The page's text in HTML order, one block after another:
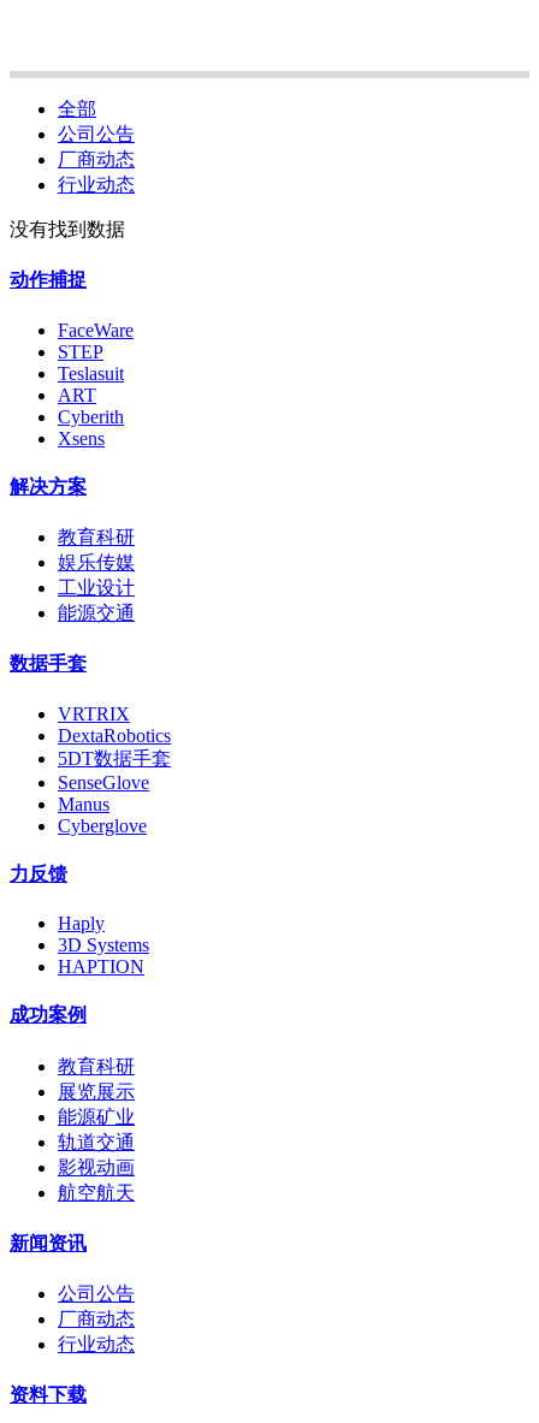
全部
公司公告
厂商动态
行业动态
没有找到数据
动作捕捉
FaceWare
STEP
Teslasuit
ART
Cyberith
Xsens
解决方案
教育科研
娱乐传媒
工业设计
能源交通
数据手套
VRTRIX
DextaRobotics
5DT数据手套
SenseGlove
Manus
Cyberglove
力反馈
Haply
3D Systems
HAPTION
成功案例
教育科研
展览展示
能源矿业
轨道交通
影视动画
航空航天
新闻资讯
公司公告
厂商动态
行业动态
资料下载